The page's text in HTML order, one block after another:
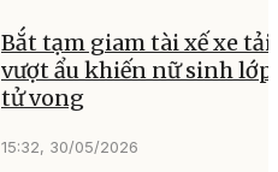
Bắt tạm giam tài xế xe tải
vượt ẩu khiến nữ sinh lớp
tử vong
15:32, 30/05/2026